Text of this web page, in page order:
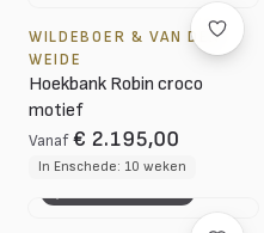
WILDEBOER & VAN DER
WEIDE
Hoekbank Robin croco
motief
Vanaf € 2.195,00
In Enschede: 10 weken